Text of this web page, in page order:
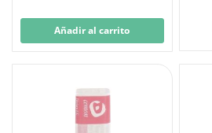
Añadir al carrito